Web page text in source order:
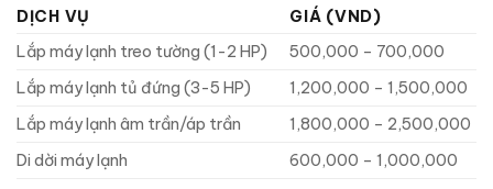
DỊCH VỤ
GIÁ (VND)
Lắp máy lạnh treo tường (1-2 HP)
500,000 – 700,000
Lắp máy lạnh tủ đứng (3-5 HP)
1,200,000 – 1,500,000
Lắp máy lạnh âm trần/áp trần
1,800,000 – 2,500,000
Di dời máy lạnh
600,000 – 1,000,000